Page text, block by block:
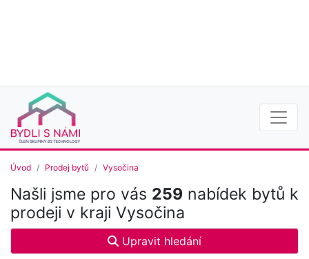
Úvod Prodej bytů Vysočina
Našli jsme pro vás 259 nabídek bytů k
prodeji v kraji Vysočina
Upravit hledání